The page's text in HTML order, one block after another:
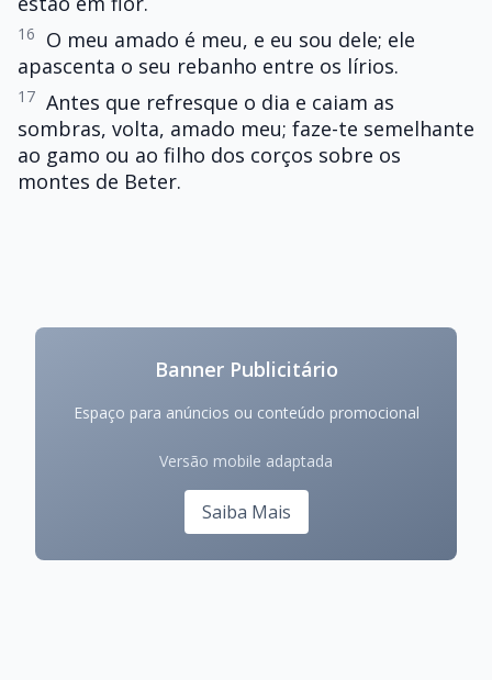
16
O meu amado é meu, e eu sou dele; ele
apascenta o seu rebanho entre os lírios.
17 Antes que refresque o dia e caiam as
sombras, volta, amado meu; faze-te semelhante
ao gamo ou ao filho dos corços sobre os
montes de Beter.
Banner Publicitário
Espaço para anúncios ou conteúdo promocional
Versão mobile adaptada
Saiba Mais